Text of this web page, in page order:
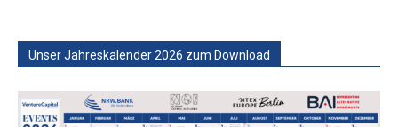
Unser Jahreskalender 2026 zum Download